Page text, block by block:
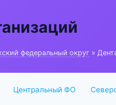
федеральный округ »
Центральный ФО